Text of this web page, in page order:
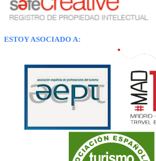
ESTOY ASOCIADO A: